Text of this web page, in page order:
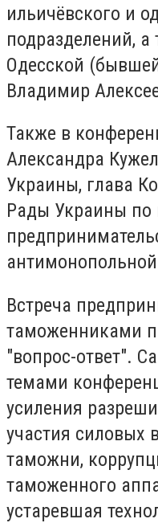
ильичёвского и
подразделений, а
Одесской
Владимир
Также в
Александра
Украины, глава
Рады Украины по
Встреча
таможенниками
"вопрос-ответ".
темами
усиления
участия силовых
таможни,
таможенного
устаревшая